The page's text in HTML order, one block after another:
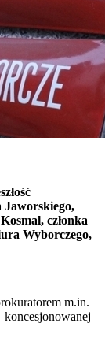
Jaworskiego,
członka
Wyborczego,
m.in.
koncesjonowanej